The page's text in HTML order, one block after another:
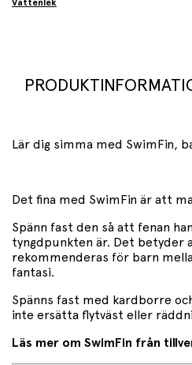
Vattenlek
Lär dig simma med SwimFin,
Det fina med SwimFin är att
Spänn fast den så att fenan
tyngdpunkten är. Det betyder
rekommenderas för barn
fantasi.
Spänns fast med kardborre
inte ersätta flytväst eller
Läs mer om SwimFin från